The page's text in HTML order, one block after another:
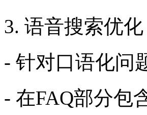
3. 语音搜索优化
- 针对口语化问
- 在FAQ部分包